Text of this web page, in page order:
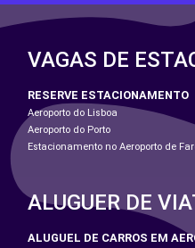
VAGAS DE
RESERVE ESTACIONAMENTO
Aeroporto do Lisboa
Aeroporto do Porto
Estacionamento no Aeroporto de
ALUGUER DE
ALUGUEL DE CARROS EM